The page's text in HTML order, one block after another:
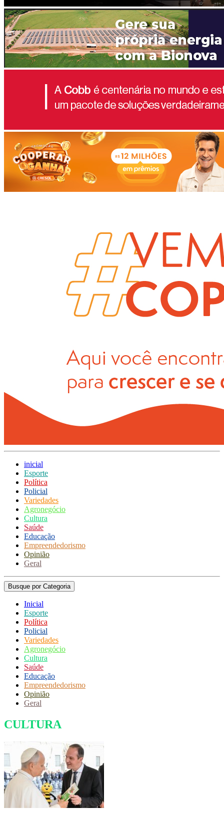
inicial
Esporte
Política
Policial
Variedades
Agronegócio
Cultura
Saúde
Educação
Empreendedorismo
Opinião
Geral
Busque por Categoria
Inicial
Esporte
Política
Policial
Variedades
Agronegócio
Cultura
Saúde
Educação
Empreendedorismo
Opinião
Geral
CULTURA